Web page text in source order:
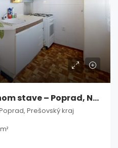
2 izbový byt v pôvodnom stave – Poprad, Nový Juh
Prešovský kraj
m²